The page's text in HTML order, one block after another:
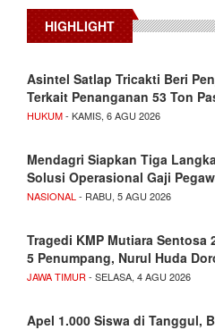
HIGHLIGHT
Asintel Satlap Tricakti Beri
Terkait Penanganan 53 Ton
HUKUM- KAMIS, 6 AGU 2026
Mendagri Siapkan Tiga
Solusi Operasional Gaji
NASIONAL - RABU, 5 AGU 2026
Tragedi KMP Mutiara Sentosa
5 Penumpang, Nurul Huda
JAWA TIMUR - SELASA, 4 AGU 2026
Apel 1.000 Siswa di Tanggul,